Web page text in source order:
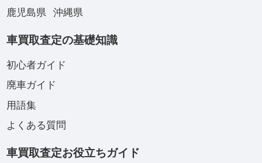
鹿児島県
沖縄県
車買取査定の基礎知識
初心者ガイド
廃車ガイド
用語集
よくある質問
車買取査定お役立ちガイド